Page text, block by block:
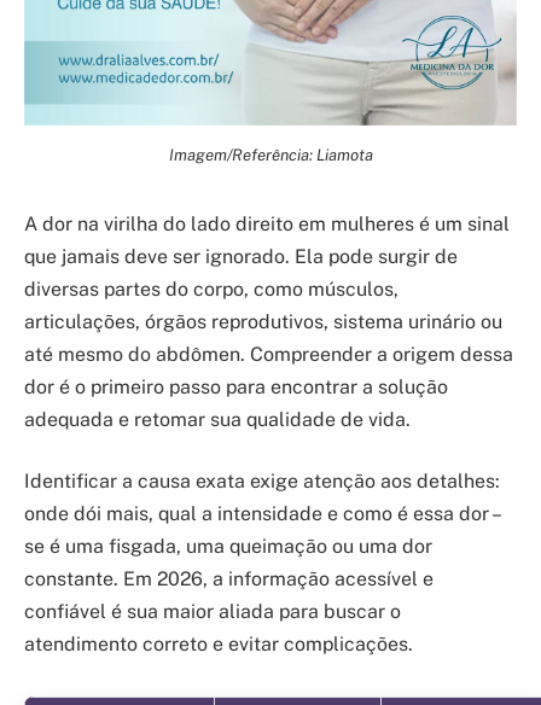
Imagem/Referência: Liamota
A dor na virilha do lado direito em mulheres é um sinal
que jamais deve ser ignorado. Ela pode surgir de
diversas partes do corpo, como músculos,
articulações, órgãos reprodutivos, sistema urinário ou
até mesmo do abdômen. Compreender a origem dessa
dor é o primeiro passo para encontrar a solução
adequada e retomar sua qualidade de vida.
Identificar a causa exata exige atenção aos detalhes:
onde dói mais, qual a intensidade e como é essa dor –
se é uma fisgada, uma queimação ou uma dor
constante. Em 2026, a informação acessível e
confiável é sua maior aliada para buscar o
atendimento correto e evitar complicações.